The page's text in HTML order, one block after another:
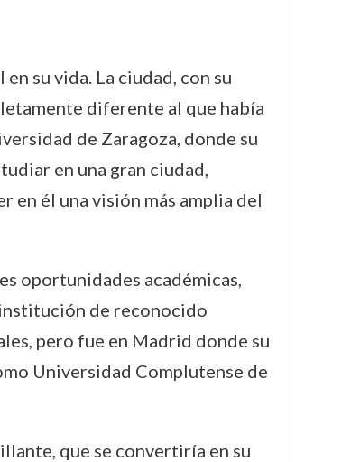
su vida. La ciudad, con su
diferente al que había
de Zaragoza, donde su
en una gran ciudad,
él una visión más amplia del
oportunidades académicas,
de reconocido
pero fue en Madrid donde su
Universidad Complutense de
que se convertiría en su